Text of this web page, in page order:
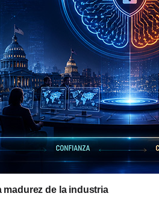
madurez de la industria